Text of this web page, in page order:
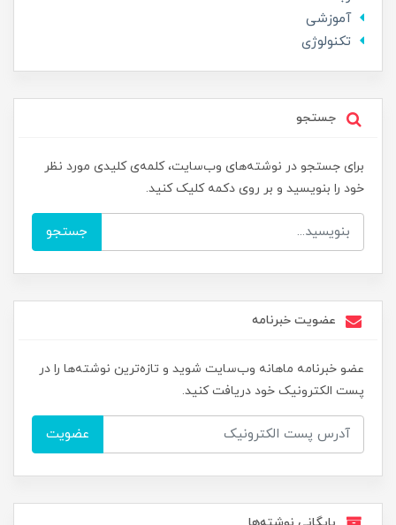
آموزشی
تکنولوژی
جستجو
برای جستجو در نوشته‌های وب‌سایت، کلمه‌ی کلیدی مورد نظر
خود را بنویسید و بر روی دکمه کلیک کنید.
جستجو
عضویت خبرنامه
عضو خبرنامه ماهانه وب‌سایت شوید و تازه‌ترین نوشته‌ها را در
پست الکترونیک خود دریافت کنید.
عضویت